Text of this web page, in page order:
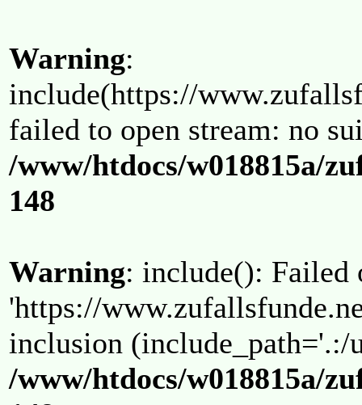
Warning:
include(https://
failed to open stream: no
/www/htdocs/w018815a/
148
Warning: include(): Failed
'https://
inclusion (include_path='.:/
/www/htdocs/w018815a/